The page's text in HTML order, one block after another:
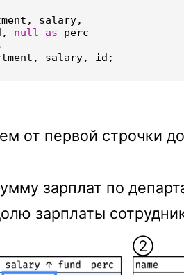
, salary,
, null as
perc
, salary, id ;
от первой строчки
зарплат по
зарплаты
➁